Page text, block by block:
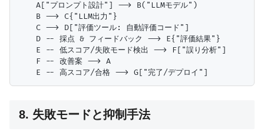
    A["プロンプト設計"] --> B("LLMモデル")
    B --> C{"LLM出力"}
    C --> D["評価ツール: 自動評価コード"]
    D -- 採点 & フィードバック --> E{"評価結果"}
    E -- 低スコア/失敗モード検出 --> F["誤り分析"]
    F -- 改善案 --> A
8. 失敗モードと抑制手法